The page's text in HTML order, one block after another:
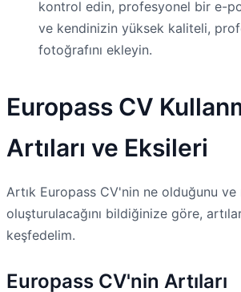
kontrol edin, profesyonel bir e-
ve kendinizin yüksek kaliteli,
fotoğrafını ekleyin.
Europass CV
Artıları ve Eksileri
Artık Europass CV'nin ne olduğunu ve
oluşturulacağını bildiğinize göre,
keşfedelim.
Europass CV'nin Artıları